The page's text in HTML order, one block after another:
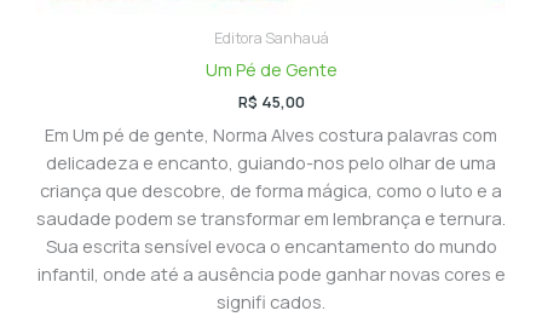
Editora Sanhauá
Um Pé de Gente
R$ 45,00
Em Um pé de gente, Norma Alves costura palavras com
delicadeza e encanto, guiando-nos pelo olhar de uma
criança que descobre, de forma mágica, como o luto e a
saudade podem se transformar em lembrança e ternura.
Sua escrita sensível evoca o encantamento do mundo
infantil, onde até a ausência pode ganhar novas cores e
signifi cados.